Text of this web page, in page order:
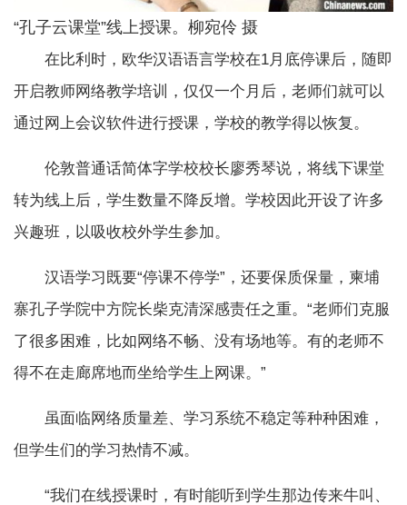
“孔子云课堂”线上授课。柳宛伶 摄
在比利时，欧华汉语语言学校在1月底停课后，随即
开启教师网络教学培训，仅仅一个月后，老师们就可以
通过网上会议软件进行授课，学校的教学得以恢复。
伦敦普通话简体字学校校长廖秀琴说，将线下课堂
转为线上后，学生数量不降反增。学校因此开设了许多
兴趣班，以吸收校外学生参加。
汉语学习既要“停课不停学”，还要保质保量，柬埔
寨孔子学院中方院长柴克清深感责任之重。“老师们克服
了很多困难，比如网络不畅、没有场地等。有的老师不
得不在走廊席地而坐给学生上网课。”
虽面临网络质量差、学习系统不稳定等种种困难，
但学生们的学习热情不减。
“我们在线授课时，有时能听到学生那边传来牛叫、